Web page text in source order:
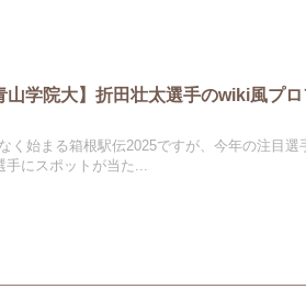
山学院大】折田壮太選手のwiki風プ
く始まる箱根駅伝2025ですが、今年の注目
手にスポットが当た...